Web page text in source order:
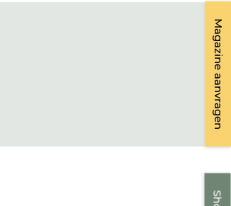
Magazine aanvragen